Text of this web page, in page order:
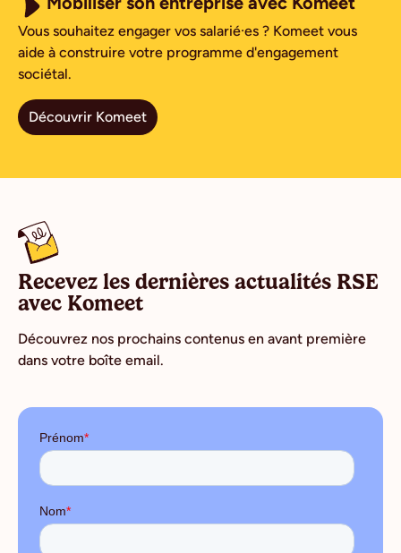
Vous souhaitez engager vos salarié·es ? Komeet vous
aide à construire votre programme d'engagement
sociétal.
Découvrir Komeet
Recevez les dernières actualités RSE
avec Komeet
Découvrez nos prochains contenus en avant première
dans votre boîte email.